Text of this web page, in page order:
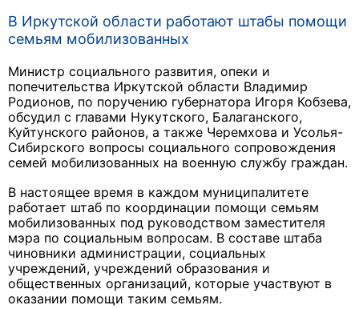
В Иркутской области работают штабы помощи
семьям мобилизованных
Министр социального развития, опеки и
попечительства Иркутской области Владимир
Родионов, по поручению губернатора Игоря Кобзева,
обсудил с главами Нукутского, Балаганского,
Куйтунского районов, а также Черемхова и Усолья-
Сибирского вопросы социального сопровождения
семей мобилизованных на военную службу граждан.
В настоящее время в каждом муниципалитете
работает штаб по координации помощи семьям
мобилизованных под руководством заместителя
мэра по социальным вопросам. В составе штаба
чиновники администрации, социальных
учреждений, учреждений образования и
общественных организаций, которые участвуют в
оказании помощи таким семьям.